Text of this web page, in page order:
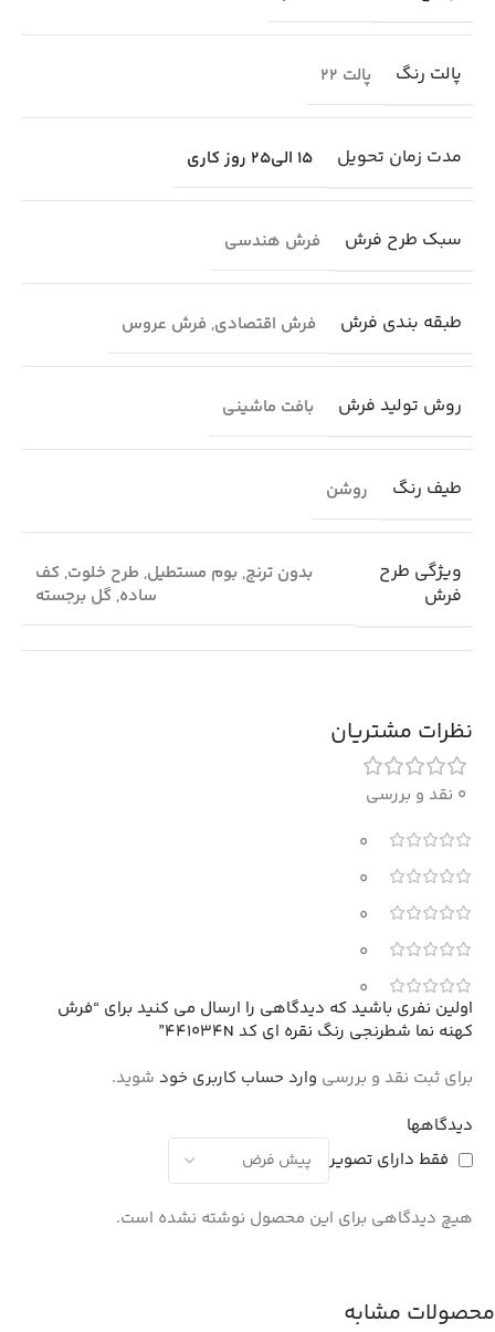
پالت رنگ پالت 22
مدت زمان تحویل 15 الی25 روز کاری
سبک طرح فرش فرش هندسی
طبقه بندی فرش فرش اقتصادی, فرش عروس
روش تولید فرش بافت ماشینی
طیف رنگ روشن
ویژگی طرح
فرش
بدون ترنج, بوم مستطیل, طرح خلوت, کف
ساده, گل برجسته
نظرات مشتریان
0 نقد و بررسی
0
0
0
0
0
دیدگاهها
فقط دارای تصویر
هیچ دیدگاهی برای این محصول نوشته نشده است.
اولین نفری باشید که دیدگاهی را ارسال می کنید برای “فرش
کهنه نما شطرنجی رنگ نقره ای کد 441034N”
برای ثبت نقد و بررسی وارد حساب کاربری خود شوید.
محصولات مشابه